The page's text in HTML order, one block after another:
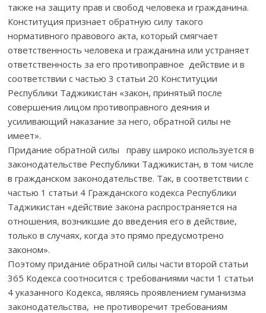
также на защиту прав и свобод человека и гражданина.
Конституция признает обратную силу такого
нормативного правового акта, который смягчает
ответственность человека и гражданина или устраняет
ответственность за его противоправное действие и в
соответствии с частью 3 статьи 20 Конституции
Республики Таджикистан «закон, принятый после
совершения лицом противоправного деяния и
усиливающий наказание за него, обратной силы не
имеет».
Придание обратной силы праву широко используется в
законодательстве Республики Таджикистан, в том числе
в гражданском законодательстве. Так, в соответствии с
частью 1 статьи 4 Гражданского кодекса Республики
Таджикистан «действие закона распространяется на
отношения, возникшие до введения его в действие,
только в случаях, когда это прямо предусмотрено
законом».
Поэтому придание обратной силы части второй статьи
365 Кодекса соотносится с требованиями части 1 статьи
4 указанного Кодекса, являясь проявлением гуманизма
законодательства, не противоречит требованиям